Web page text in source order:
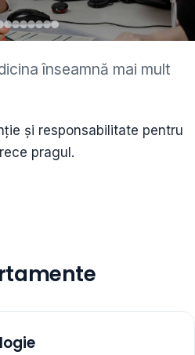
•
toate în cadrul aceleiași
înseamnă mai mult
și responsabilitate pentru
pragul.